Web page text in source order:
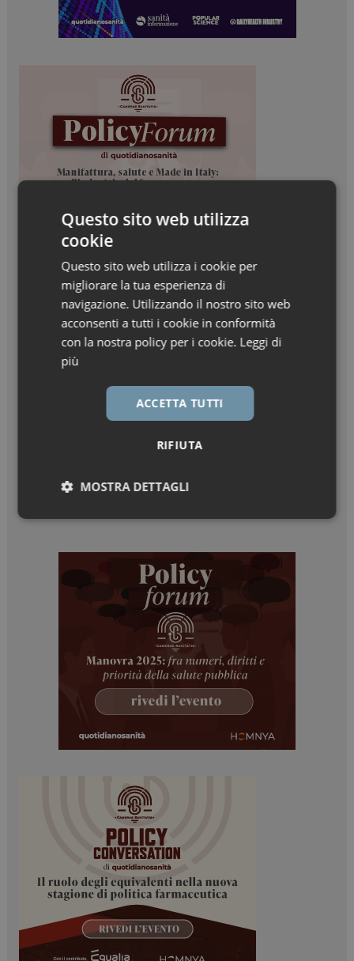
Questo sito web utilizza
cookie
Questo sito web utilizza i cookie per
migliorare la tua esperienza di
navigazione. Utilizzando il nostro sito web
acconsenti a tutti i cookie in conformità
con la nostra policy per i cookie. Leggi di
più
ACCETTA TUTTI
RIFIUTA
MOSTRA DETTAGLI
Necessari Marketing
Necessari Marketing
I cookie necessari contribuiscono a rendere fruibile il
sito web abilitandone funzionalità di base quali la
navigazione sulle pagine e l'accesso alle aree
protette del sito. Il sito web non è in grado di
funzionare correttamente senza questi cookie.
NOME
FORNITORE / DOMINIO